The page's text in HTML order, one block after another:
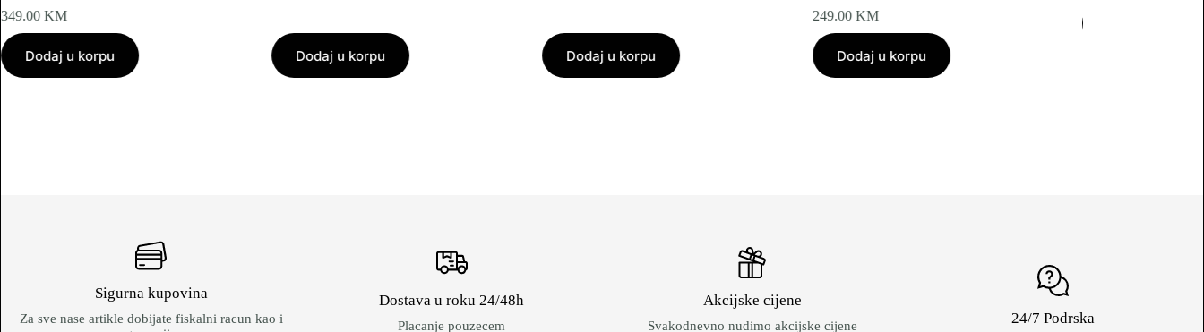
349.00 KM
Dodaj u korpu Dodaj u korpu Dodaj u korpu
249.00 KM
Dodaj u korpu
Sigurna kupovina
Za sve nase artikle dobijate fiskalni racun kao i
Dostava u roku 24/48h
Placanje pouzecem
Akcijske cijene
Svakodnevno nudimo akcijske cijene 24/7 Podrska